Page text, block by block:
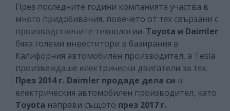
През последните години компанията участва в
много придобивания, повечето от тях свързани с
производствените технологии. Toyota и Daimler
бяха големи инвеститори в базирания в
Калифорния автомобилен производител, а Tesla
произвеждаше електрически двигатели за тях.
През 2014 г. Daimler продаде дела си в
електрическия автомобилен производител, като
Toyota направи същото през 2017 г.